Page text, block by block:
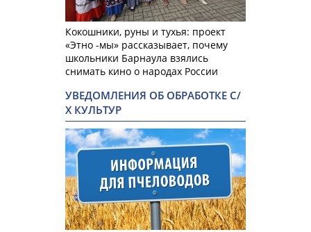
Кокошники, руны и тухья: проект
«Этно -мы» рассказывает, почему
школьники Барнаула взялись
снимать кино о народах России
УВЕДОМЛЕНИЯ ОБ ОБРАБОТКЕ С/
Х КУЛЬТУР